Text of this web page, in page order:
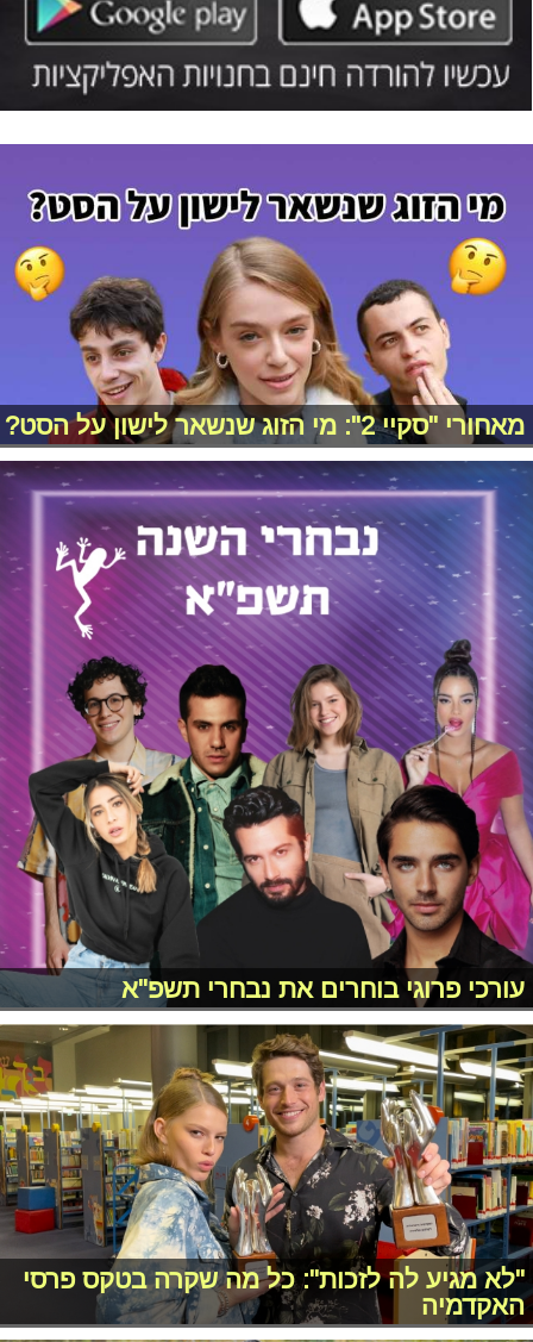
מאחורי "סקיי 2": מי הזוג שנשאר לישון על הסט?
עורכי פרוגי בוחרים את נבחרי תשפ"א
"לא מגיע לה לזכות": כל מה שקרה בטקס פרסי
האקדמיה